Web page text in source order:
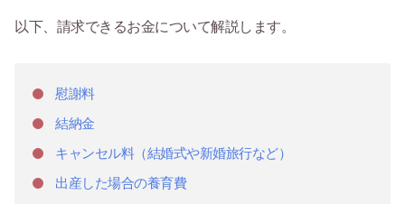
以下、請求できるお金について解説します。
慰謝料
結納金
キャンセル料（結婚式や新婚旅行など）
出産した場合の養育費